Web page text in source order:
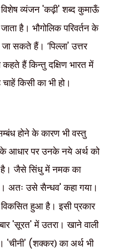
व्यंजन 'कढ़ी'शब्द कुमाऊँ
है। भौगोलिक परिवर्तन के
सकते हैं। ‘पिल्ला'उत्तर
हैं किन्तु दक्षिण भारत में
किसी का भी हो।
होने के कारण भी वस्तु
के आधार पर उनके नये अर्थ को
है। जैसे सिंधु में नमक का
अतः उसे सैन्धव'कहा गया।
हुआ है। इसी प्रकार
'सूरत'में उतरा। खाने वाली
'चीनी' (शक्कर) का अर्थ भी